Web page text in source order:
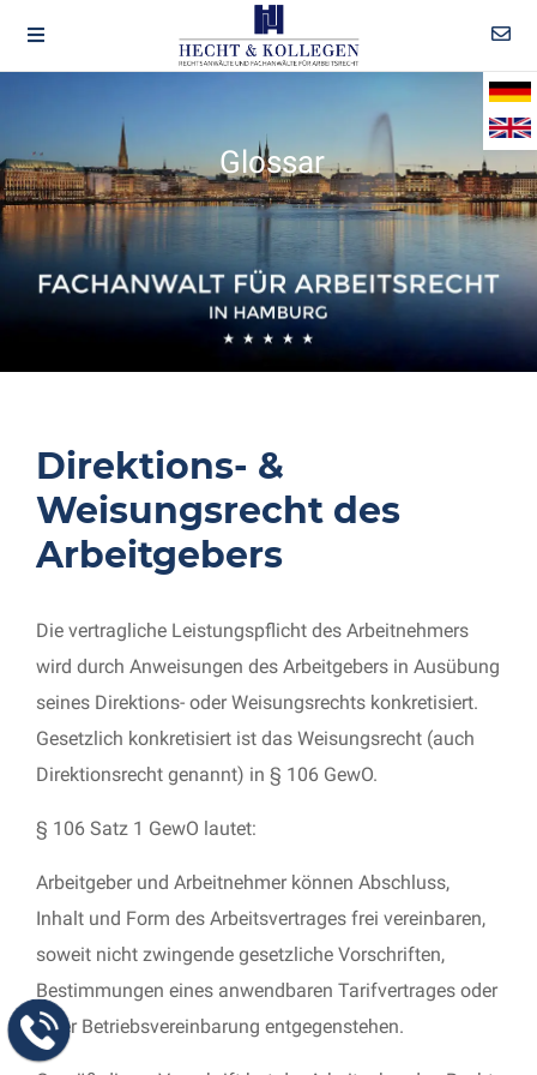
Glossar
Direktions- &
Weisungsrecht des
Arbeitgebers
Die vertragliche Leistungspflicht des Arbeitnehmers
wird durch Anweisungen des Arbeitgebers in Ausübung
seines Direktions- oder Weisungsrechts konkretisiert.
Gesetzlich konkretisiert ist das Weisungsrecht (auch
Direktionsrecht genannt) in § 106 GewO.
§ 106 Satz 1 GewO lautet:
Arbeitgeber und Arbeitnehmer können Abschluss,
Inhalt und Form des Arbeitsvertrages frei vereinbaren,
soweit nicht zwingende gesetzliche Vorschriften,
Bestimmungen eines anwendbaren Tarifvertrages oder
einer Betriebsvereinbarung entgegenstehen.